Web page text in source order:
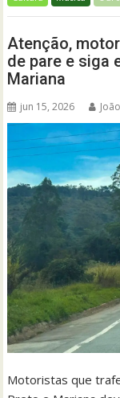
Atenção,
de pare e siga
Mariana
jun 15, 2026
Motoristas que